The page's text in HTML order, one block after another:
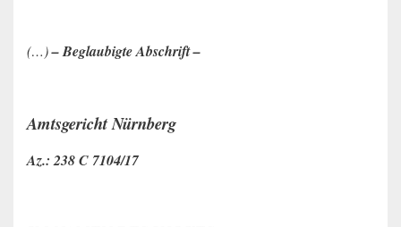
(…)– Beglaubigte Abschrift –
Amtsgericht Nürnberg
Az.: 238 C 7104/17